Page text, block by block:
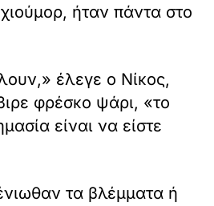
ήταν πάντα στο
έλεγε ο Νίκος,
φρέσκο ψάρι, «το
είναι να είστε
τα βλέμματα ή